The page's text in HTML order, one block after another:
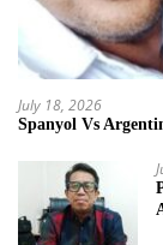
July 18, 2026
Spanyol Vs